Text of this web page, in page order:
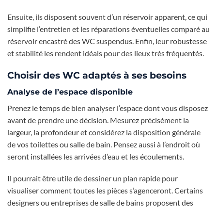
Ensuite, ils disposent souvent d’un réservoir apparent, ce qui
simplifie l’entretien et les réparations éventuelles comparé au
réservoir encastré des WC suspendus. Enfin, leur robustesse
et stabilité les rendent idéals pour des lieux très fréquentés.
Choisir des WC adaptés à ses besoins
Analyse de l’espace disponible
Prenez le temps de bien analyser l’espace dont vous disposez
avant de prendre une décision. Mesurez précisément la
largeur, la profondeur et considérez la disposition générale
de vos toilettes ou salle de bain. Pensez aussi à l’endroit où
seront installées les arrivées d’eau et les écoulements.
Il pourrait être utile de dessiner un plan rapide pour
visualiser comment toutes les pièces s’agenceront. Certains
designers ou entreprises de salle de bains proposent des